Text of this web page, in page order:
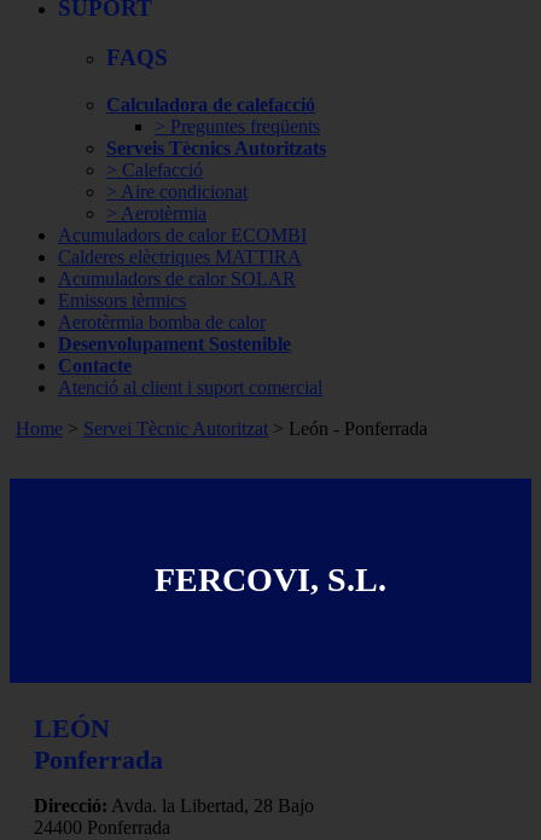
SUPORT
FAQS
Calculadora de calefacció
> Preguntes freqüents
Serveis Tècnics Autoritzats
> Calefacció
> Aire condicionat
> Aerotèrmia
Acumuladors de calor ECOMBI
Calderes elèctriques MATTIRA
Acumuladors de calor SOLAR
Emissors tèrmics
Aerotèrmia bomba de calor
Desenvolupament Sostenible
Contacte
Atenció al client i suport comercial
Home > Servei Tècnic Autoritzat > León - Ponferrada
FERCOVI, S.L.
LEÓN
Ponferrada
Direcció: Avda. la Libertad, 28 Bajo
24400 Ponferrada